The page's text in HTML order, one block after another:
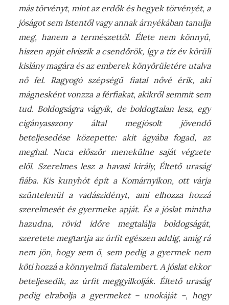
más törvényt, mint az erdők és hegyek törvényét, a
jóságot sem Istentől vagy annak árnyékában tanulja
meg, hanem a természettől. Élete nem könnyű,
hiszen apját elviszik a csendőrök, így a tíz év körüli
kislány magára és az emberek könyörületére utalva
nő fel. Ragyogó szépségű fiatal nővé érik, aki
mágnesként vonzza a férfiakat, akikről semmit sem
tud. Boldogságra vágyik, de boldogtalan lesz, egy
cigányasszony által megjósolt jövendő
beteljesedése közepette: akit ágyába fogad, az
meghal. Nuca először menekülne saját végzete
elől. Szerelmes lesz a havasi király, Éltető uraság
fiába. Kis kunyhót épít a Komárnyikon, ott várja
szüntelenül a vadászidényt, ami elhozza hozzá
szerelmesét és gyermeke apját. És a jóslat mintha
hazudna, rövid időre megtalálja boldogságát,
szeretete megtartja az úrfit egészen addig, amíg rá
nem jön, hogy sem ő, sem pedig a gyermek nem
köti hozzá a könnyelmű fiatalembert. A jóslat ekkor
beteljesedik, az úrfit meggyilkolják. Éltető uraság
pedig elrabolja a gyermeket – unokáját –, hogy